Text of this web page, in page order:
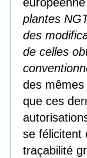
plantes
des
de celles
des
que ces
se félicitent
traçabilité